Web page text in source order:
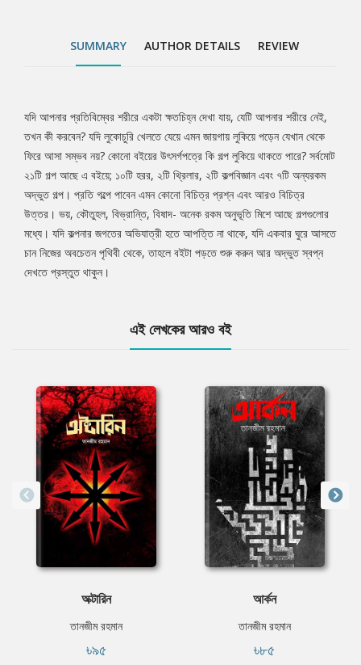
SUMMARY AUTHOR DETAILS REVIEW
Tab
Article
যদি আপনার প্রতিবিম্বের শরীরে একটা ক্ষতচিহ্ন দেখা যায়, যেটি আপনার শরীরে নেই,
তখন কী করবেন? যদি লুকোচুরি খেলতে যেয়ে এমন জায়গায় লুকিয়ে পড়েন যেখান থেকে
ফিরে আসা সম্ভব নয়? কোনো বইয়ের উৎসর্গপত্রে কি গল্প লুকিয়ে থাকতে পারে? সর্বমোট
২১টি গল্প আছে এ বইয়ে; ১০টি হরর, ২টি থ্রিলার, ২টি কল্পবিজ্ঞান এবং ৭টি অন্যরকম
অদ্ভুত গল্প। প্রতি গল্পে পাবেন এমন কোনো বিচিত্র প্রশ্ন এবং আরও বিচিত্র
উত্তর। ভয়, কৌতুহল, বিভ্রান্তি, বিষাদ- অনেক রকম অনুভূতি মিশে আছে গল্পগুলোর
মধ্যে। যদি কল্পনার জগতের অভিযাত্রী হতে আপত্তি না থাকে, যদি একবার ঘুরে আসতে
চান নিজের অবচেতন পৃথিবী থেকে, তাহলে বইটা পড়তে শুরু করুন আর অদ্ভুত স্বপ্ন
দেখতে প্রস্তুত থাকুন।
এই লেখকের আরও বই
অক্টারিন
তানজীম রহমান
৳৯৫
আর্কন
তানজীম রহমান
৳৮৫